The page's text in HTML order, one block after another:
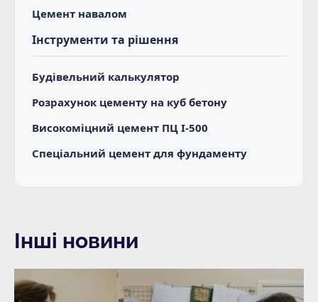
Цемент навалом
Інструменти та рішення
Будівельний калькулятор
Розрахунок цементу на куб бетону
Високоміцний цемент ПЦ І-500
Спеціальний цемент для фундаменту
Інші новини